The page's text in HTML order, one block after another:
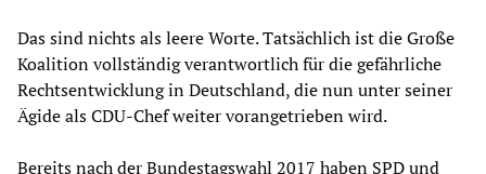
Das sind nichts als leere Worte. Tatsächlich ist die Große
Koalition vollständig verantwortlich für die gefährliche
Rechtsentwicklung in Deutschland, die nun unter seiner
Ägide als CDU-Chef weiter vorangetrieben wird.
Bereits nach der Bundestagswahl 2017 haben SPD und